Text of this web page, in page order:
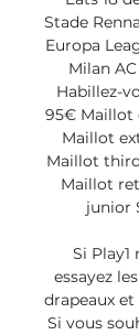
Stade
Europa
Milan
Habillez-
95€ Maillot
Maillot
Maillot
Maillot
junior
Si Play1
essayez
drapeaux et
Si vous